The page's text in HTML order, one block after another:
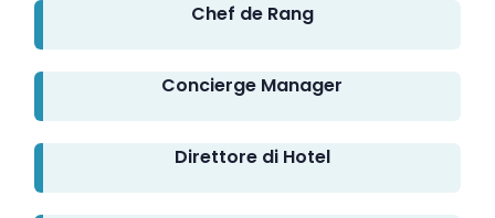
Chef de Rang
Concierge Manager
Direttore di Hotel